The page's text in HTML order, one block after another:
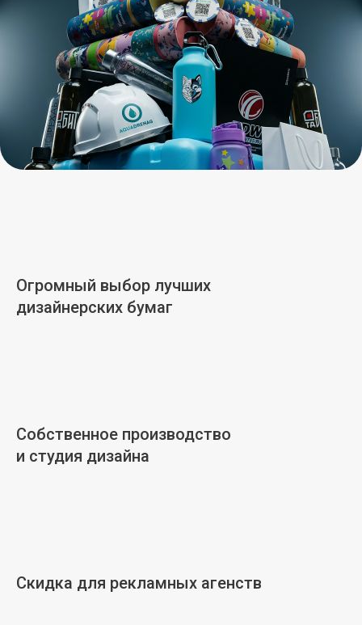
Огромный выбор лучших
дизайнерских бумаг
Собственное производство
и студия дизайна
Скидка для рекламных агенств